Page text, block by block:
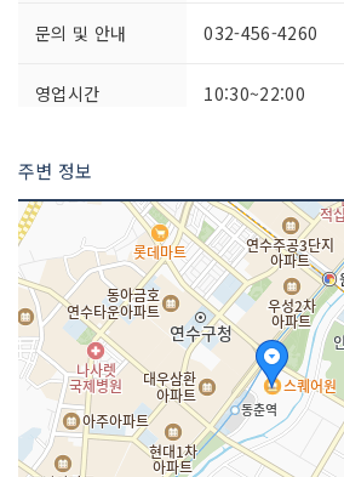
문의 및 안내 032-456-4260
영업시간 10:30~22:00
쉬는날 명절
화장실 설명 있음
판매 품목 의류 , 가방류 , 기
매장안내 환급서비스 제공
주변 정보